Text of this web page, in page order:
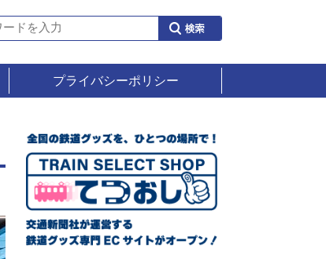
プライバシーポリシー